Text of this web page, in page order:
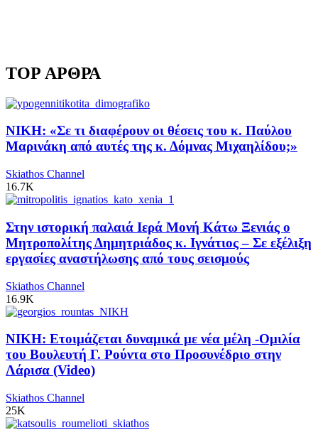
TOP ΑΡΘΡΑ
ΝΙΚΗ: «Σε τι διαφέρουν οι θέσεις του κ. Παύλου
Μαρινάκη από αυτές της κ. Δόμνας Μιχαηλίδου;»
Skiathos Channel
16.7K
Στην ιστορική παλαιά Ιερά Μονή Κάτω Ξενιάς ο
Μητροπολίτης Δημητριάδος κ. Ιγνάτιος – Σε εξέλιξη
εργασίες αναστήλωσης από τους σεισμούς
Skiathos Channel
16.9K
ΝΙΚΗ: Ετοιμάζεται δυναμικά με νέα μέλη -Ομιλία
του Βουλευτή Γ. Ρούντα στο Προσυνέδριο στην
Λάρισα (Video)
Skiathos Channel
25K